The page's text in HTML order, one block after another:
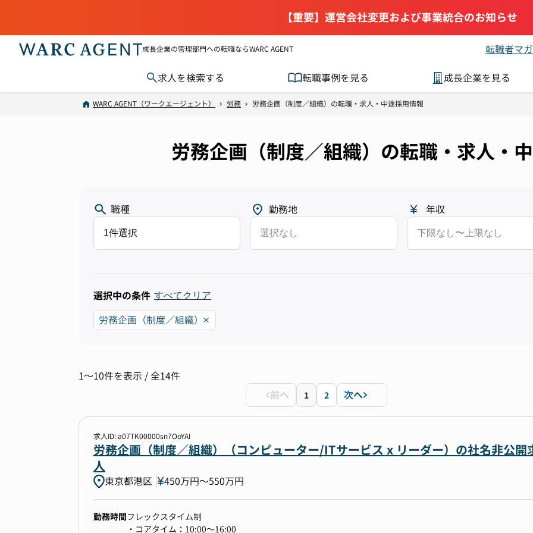
【重要】運営会社変更および事業統合のお知らせ
成長企業の管理部門への転職ならWARC AGENT 転職者マ
求人を検索する 転職事例を見る 成長企業を見る
WARC AGENT（ワークエージェント） 労務 労務企画（制度／組織）の転職・求人・中途採用情報
労務企画（制度／組織）の転職・求人・
職種
1件選択
勤務地
選択なし
年収
下限なし〜上限なし
選択中の条件 すべてクリア
労務企画（制度／組織）
1〜10件を表示 / 全14件
前へ
1 2 次へ
求人ID: a07TK00000sn7OoYAI
労務企画（制度／組織）（コンピューター/ITサービス x リーダー）の社名非公開
人
東京都港区 450万円〜550万円
勤務時間フレックスタイム制
・コアタイム：10:00～16:00